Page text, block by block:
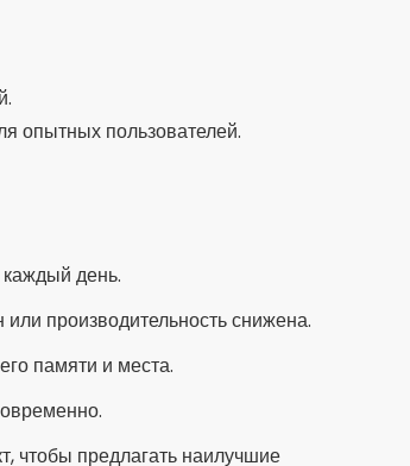
к конфликту между
изображений или
доступ ко всем данным на вашем